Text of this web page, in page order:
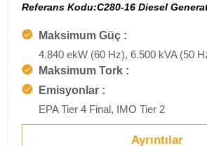
Referans Kodu:C280-16 Diesel
Maksimum Güç :
4.840 ekW (60 Hz), 6.500 kVA (50
Maksimum Tork :
Emisyonlar :
EPA Tier 4 Final, IMO Tier 2
Ayrıntılar